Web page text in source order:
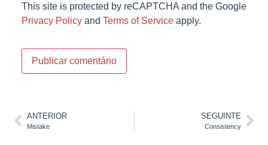
This site is protected by reCAPTCHA and the Google
Privacy Policyand Terms of Serviceapply.
ANTERIOR
Mistake
SEGUINTE
Consistency